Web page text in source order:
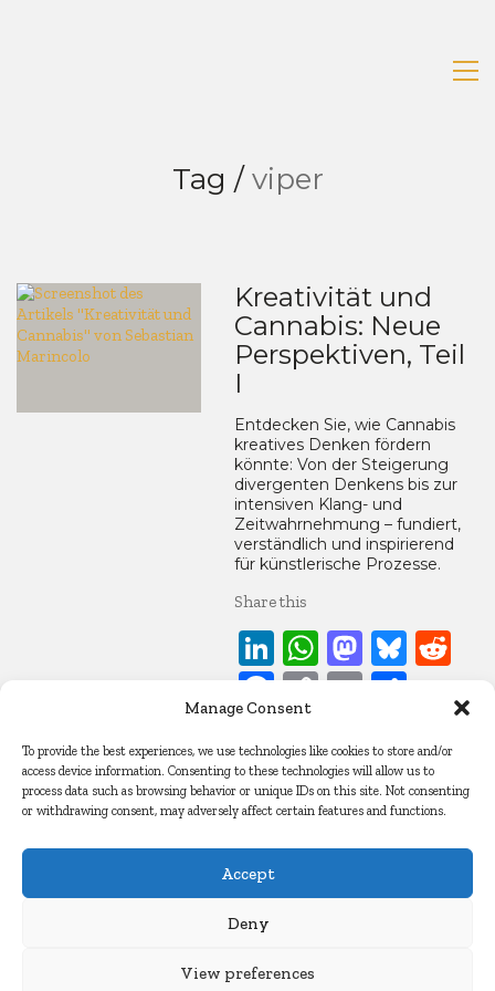
Manage Consent
To provide the best experiences, we use technologies like cookies to store and/or
access device information. Consenting to these technologies will allow us to
process data such as browsing behavior or unique IDs on this site. Not consenting
or withdrawing consent, may adversely affect certain features and functions.
Accept
Deny
View preferences
Tag /viper
Kreativität und
Cannabis: Neue
Perspektiven, Teil
I
Entdecken Sie, wie Cannabis
kreatives Denken fördern
könnte: Von der Steigerung
divergenten Denkens bis zur
intensiven Klang- und
Zeitwahrnehmung – fundiert,
verständlich und inspirierend
für künstlerische Prozesse.
Share this
LinkedIn
WhatsApp
Facebook
CopyEmail
10. Juli 2025
Artikel